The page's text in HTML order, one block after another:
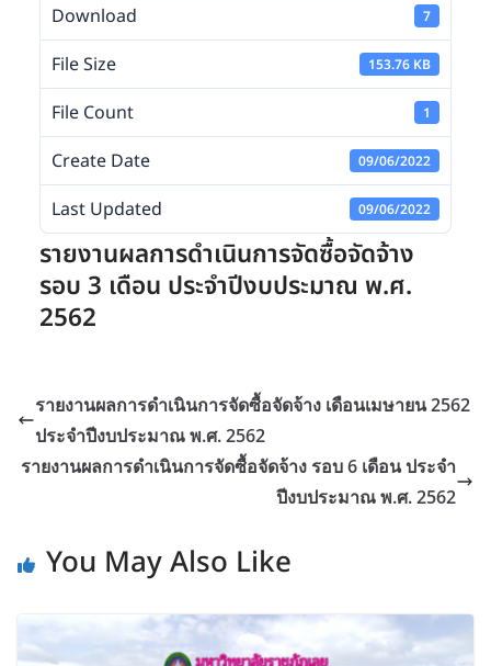
Download 7
File Size 153.76 KB
File Count 1
Create Date 09/06/2022
Last Updated 09/06/2022
รายงานผลการดำเนินการจัดซื้อจัดจ้าง
รอบ 3 เดือน ประจำปีงบประมาณ พ.ศ.
2562
รายงานผลการดำเนินการจัดซื้อจัดจ้าง เดือนเมษายน 2562
ประจำปีงบประมาณ พ.ศ. 2562
รายงานผลการดำเนินการจัดซื้อจัดจ้าง รอบ 6 เดือน ประจำ
ปีงบประมาณ พ.ศ. 2562
You May Also Like